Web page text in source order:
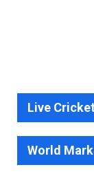
Live
World